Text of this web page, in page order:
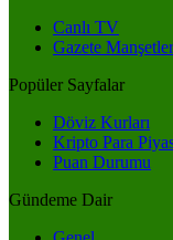
Canlı TV
Gazete
Popüler Sayfalar
Döviz Kurları
Kripto Para
Puan Durumu
Gündeme Dair